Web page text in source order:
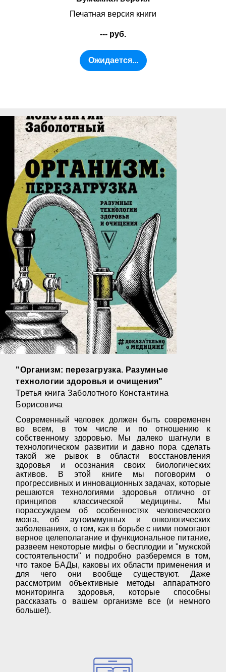
Печатная версия книги
--- руб.
Ожидается...
"Организм: перезагрузка. Разумные
технологии здоровья и очищения"
Третья книга Заболотного Константина
Борисовича
Современный человек должен быть современен
во всем, в том числе и по отношению к
собственному здоровью. Мы далеко шагнули в
технологическом развитии и давно пора сделать
такой же рывок в области восстановления
здоровья и осознания своих биологических
активов. В этой книге мы поговорим о
прогрессивных и инновационных задачах, которые
решаются технологиями здоровья отлично от
принципов классической медицины. Мы
порассуждаем об особенностях человеческого
мозга, об аутоиммунных и онкологических
заболеваниях, о том, как в борьбе с ними помогают
верное целеполагание и функциональное питание,
развеем некоторые мифы о бесплодии и "мужской
состоятельности" и подробно разберемся в том,
что такое БАДы, каковы их области применения и
для чего они вообще существуют. Даже
рассмотрим объективные методы аппаратного
мониторинга здоровья, которые способны
рассказать о вашем организме все (и немного
больше!).